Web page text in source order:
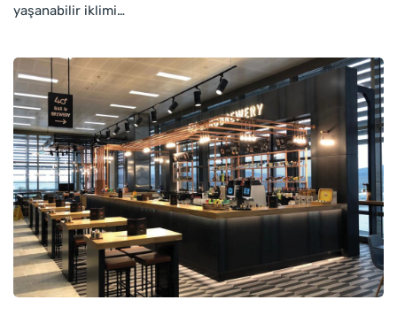
yaşanabilir iklimi…